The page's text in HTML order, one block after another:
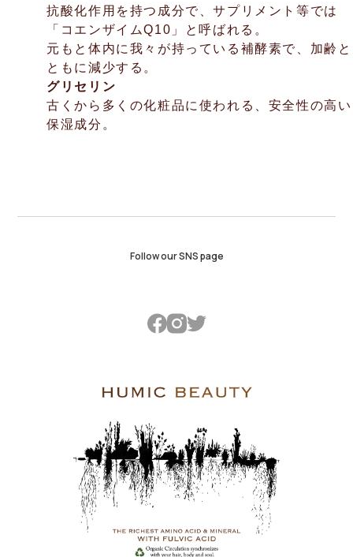
抗酸化作用を持つ成分で、サプリメント等では
「コエンザイムQ10」と呼ばれる。
元もと体内に我々が持っている補酵素で、加齢と
ともに減少する。
グリセリン
古くから多くの化粧品に使われる、安全性の高い
保湿成分。
Follow our SNS page